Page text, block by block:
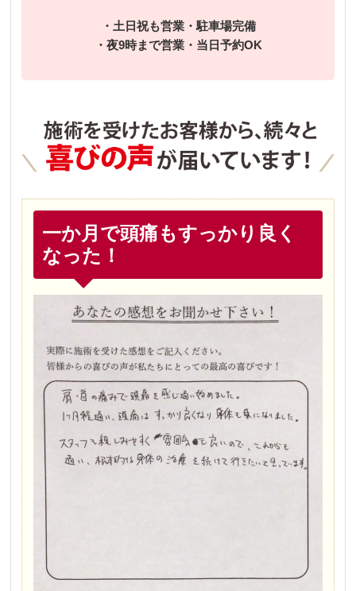
・土日祝も営業・駐車場完備
・夜9時まで営業・当日予約OK
一か月で頭痛もすっかり良く
なった！